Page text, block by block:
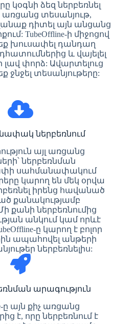
կօգնի ձեզ ներբեռնել
տեսանյութ,
դիտել այն անցանց
TubeOffline-ի միջոցով
խուսափել դանդաղ
և վայելել
լավ փորձ: Ավարտելուց
ջնջել տեսանյութերը:
ներբեռնում
այլ առցանց
ներբեռնման
սահմանափակում
կարող են մեկ օրվա
իրենց հավանած
քանակությամբ
քանի ներբեռնումից
անկում կամ որևէ
ը կարող է բոլոր
ապահովել անթերի
ներբեռնելիս:
արագություն
ը այն քիչ առցանց
է, որը ներբեռնում է